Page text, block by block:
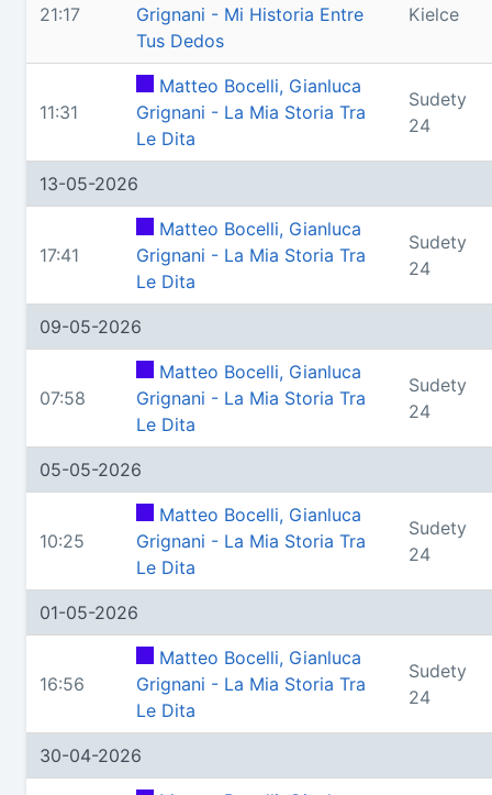
21:17
Grignani - Mi Historia Entre
Tus Dedos
Kielce
11:31
Matteo Bocelli, Gianluca
Grignani - La Mia Storia Tra
Le Dita
Sudety
24
13-05-2026
17:41
Matteo Bocelli, Gianluca
Grignani - La Mia Storia Tra
Le Dita
Sudety
24
09-05-2026
07:58
Matteo Bocelli, Gianluca
Grignani - La Mia Storia Tra
Le Dita
Sudety
24
05-05-2026
10:25
Matteo Bocelli, Gianluca
Grignani - La Mia Storia Tra
Le Dita
Sudety
24
01-05-2026
16:56
Matteo Bocelli, Gianluca
Grignani - La Mia Storia Tra
Le Dita
Sudety
24
30-04-2026